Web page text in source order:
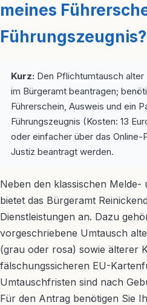
meines
Führungszeugnis?
Kurz: Den Pflichtumtausch alter
im Bürgeramt beantragen;
Führerschein, Ausweis und ein
Führungszeugnis (Kosten: 13
oder einfacher über das
Justiz beantragt werden.
Neben den klassischen Melde-
bietet das Bürgeramt
Dienstleistungen an. Dazu
vorgeschriebene Umtausch
(grau oder rosa) sowie älterer
fälschungssicheren EU-
Umtauschfristen sind nach
Für den Antrag benötigen Sie